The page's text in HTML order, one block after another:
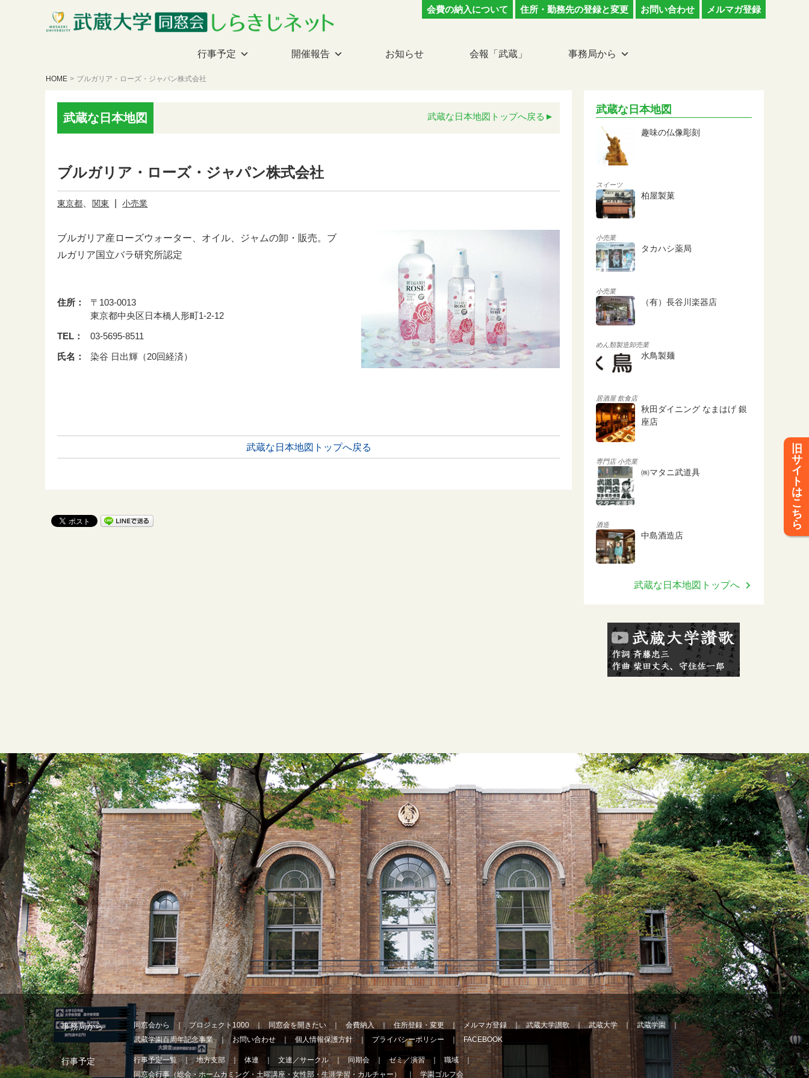
会費の納入について 住所・勤務先の登録と変更 お問い合わせ メルマガ登録
行事予定 開催報告 お知らせ 会報「武蔵」 事務局から
HOME > ブルガリア・ローズ・ジャパン株式会社
武蔵な日本地図 武蔵な日本地図トップへ戻る
ブルガリア・ローズ・ジャパン株式会社
東京都 、関東 小売業
ブルガリア産ローズウォーター、オイル、ジャムの卸・販売。ブ
ルガリア国立バラ研究所認定
住所：
〒103-0013
東京都中央区日本橋人形町1-2-12
TEL：
03-5695-8511
氏名：
染谷 日出輝（20回経済）
武蔵な日本地図トップへ戻る
武蔵な日本地図
趣味の仏像彫刻
スイーツ
柏屋製菓
小売業
タカハシ薬局
小売業
（有）長谷川楽器店
めん類製造卸売業
水鳥製麺
居酒屋 飲食店
秋田ダイニング なまはげ 銀
座店
専門店 小売業
㈱マタニ武道具
酒造
中島酒造店
武蔵な日本地図トップへ
事務局から 同窓会から プロジェクト1000 同窓会を開きたい 会費納入 住所登録・変更 メルマガ登録 武蔵大学讃歌 武蔵大学
武蔵学園
武蔵学園百周年記念事業
お問い合わせ 個人情報保護方針 プライバシーポリシー FACEBOOK
行事予定 行事予定一覧 地方支部 体連 文連／サークル 同期会 ゼミ／演習
職域
同窓会行事（総会・ホームカミング・土曜講座・女性部・生涯学習・カルチャー）
学園ゴルフ会
旧
サ
イ
ト
は
こ
ち
ら